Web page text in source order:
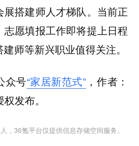
展搭建师人才梯队。当前正
志愿填报工作即将提上日程
师等新兴职业值得关注。
众号“家居新范式”，作者：
发布。
，36氪平台仅提供信息存储空间服务。